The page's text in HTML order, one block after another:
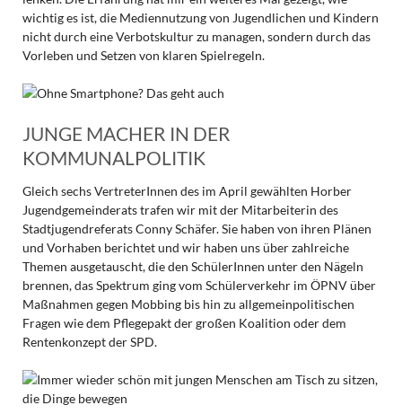
wichtig es ist, die Mediennutzung von Jugendlichen und Kindern
nicht durch eine Verbotskultur zu managen, sondern durch das
Vorleben und Setzen von klaren Spielregeln.
JUNGE MACHER IN DER
KOMMUNALPOLITIK
Gleich sechs VertreterInnen des im April gewählten Horber
Jugendgemeinderats trafen wir mit der Mitarbeiterin des
Stadtjugendreferats Conny Schäfer. Sie haben von ihren Plänen
und Vorhaben berichtet und wir haben uns über zahlreiche
Themen ausgetauscht, die den SchülerInnen unter den Nägeln
brennen, das Spektrum ging vom Schülerverkehr im ÖPNV über
Maßnahmen gegen Mobbing bis hin zu allgemeinpolitischen
Fragen wie dem Pflegepakt der großen Koalition oder dem
Rentenkonzept der SPD.